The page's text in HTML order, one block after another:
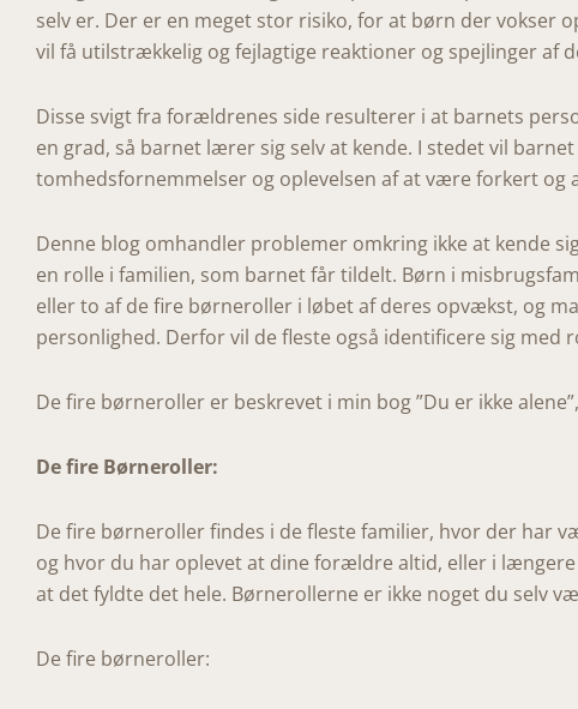
selv er. Der er en meget stor risiko, for at børn der vokser
vil få utilstrækkelig og fejlagtige reaktioner og spejlinger af
Disse svigt fra forældrenes side resulterer i at barnets
en grad, så barnet lærer sig selv at kende. I stedet vil
tomhedsfornemmelser og oplevelsen af at være forkert og
Denne blog omhandler problemer omkring ikke at kende
en rolle i familien, som barnet får tildelt. Børn i
eller to af de fire børneroller i løbet af deres opvækst, og
personlighed. Derfor vil de fleste også identificere sig med
De fire børneroller er beskrevet i min bog ”Du er ikke
De fire Børneroller:
De fire børneroller findes i de fleste familier, hvor der har
og hvor du har oplevet at dine forældre altid, eller i
at det fyldte det hele. Børnerollerne er ikke noget du selv
De fire børneroller: